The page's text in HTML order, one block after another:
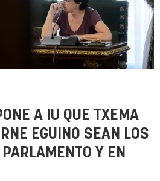
A IU QUE TXEMA
EGUINO SEAN LOS
Y EN